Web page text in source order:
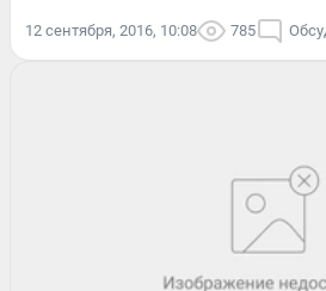
12 сентября, 2016, 10:08 785